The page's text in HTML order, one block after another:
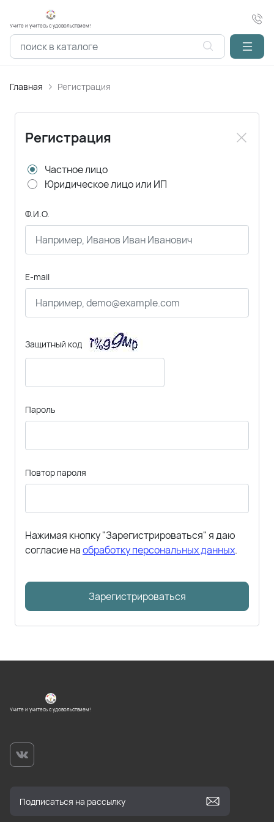
Учите и учитесь с удовольствием!
Главная Регистрация
Регистрация
Частное лицо
Юридическое лицо или ИП
Ф.И.О.
E-mail
Защитный код
Пароль
Повтор пароля
Нажимая кнопку "Зарегистрироваться" я даю
согласие наобработку персональных данных.
Зарегистрироваться
Учите и учитесь с удовольствием!